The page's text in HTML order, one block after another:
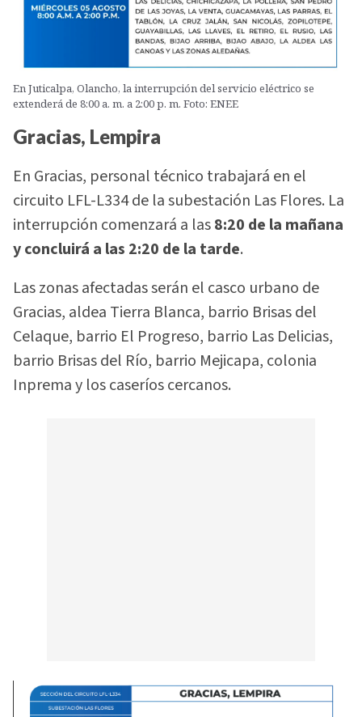
En Juticalpa, Olancho, la interrupción del servicio eléctrico se
extenderá de 8:00 a. m. a 2:00 p. m. Foto: ENEE
Gracias, Lempira
En Gracias, personal técnico trabajará en el
circuito LFL-L334 de la subestación Las Flores. La
interrupción comenzará a las8:20 de la mañana
y concluirá a las 2:20 de la tarde.
Las zonas afectadas serán el casco urbano de
Gracias, aldea Tierra Blanca, barrio Brisas del
Celaque, barrio El Progreso, barrio Las Delicias,
barrio Brisas del Río, barrio Mejicapa, colonia
Inprema y los caseríos cercanos.